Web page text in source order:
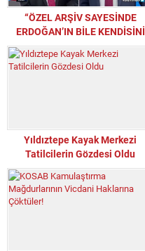
“ÖZEL ARŞİV SAYESİNDE
ERDOĞAN’IN BİLE KENDİSİNİ
GÖREVDEN ALMASINI
ENGELLİYOR”
Yıldıztepe Kayak Merkezi
Tatilcilerin Gözdesi Oldu